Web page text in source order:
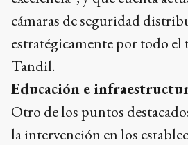
cámaras de seguridad
estratégicamente por todo
Tandil.
Educación e
Otro de los puntos
la intervención en los